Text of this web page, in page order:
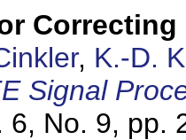
, K.-D.
Signal
6, No. 9, pp.